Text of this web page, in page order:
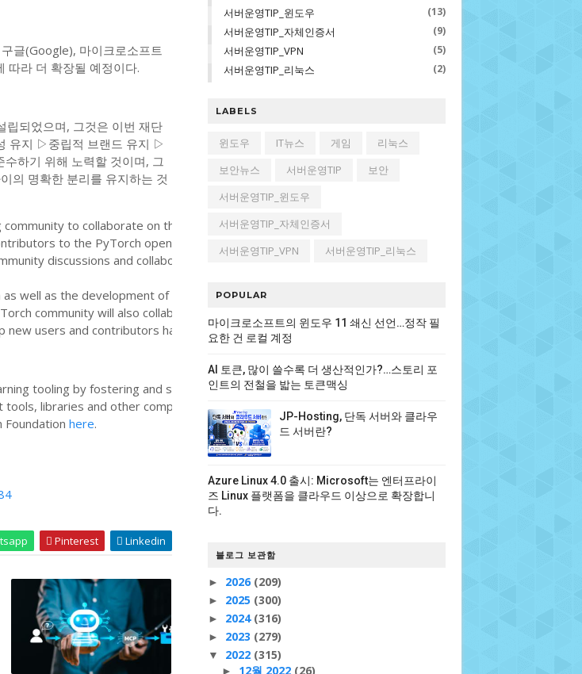
글(Google), 마이크로소프트
따라 더 확장될 예정이다.
립되었으며, 그것은 이번 재단
유지 ▷중립적 브랜드 유지 ▷
하기 위해 노력할 것이며, 그
의 명확한 분리를 유지하는 것
to collaborate on the open source PyTorch framework and
to the PyTorch open source project. The Foundation leverages
discussions and collaboration.
well as the development of associated projects that support using PyTorch in
community will also collaborate on training, local and regional events, open
new users and contributors have a productive experience.
tooling by fostering and sustaining an ecosystem of open source, vendor-
libraries and other components to make these innovations accessible to
here.
Pinterest Linkedin
서버운영TIP_윈도우 (13)
서버운영TIP_자체인증서 (9)
서버운영TIP_VPN (5)
서버운영TIP_리눅스 (2)
LABELS
윈도우 IT뉴스 게임
리눅스
보안뉴스
서버운영TIP
보안
서버운영TIP_윈도우
서버운영TIP_자체인증서
서버운영TIP_VPN
서버운영TIP_리눅스
POPULAR
마이크로소프트의 윈도우 11 쇄신 선언…정작 필
요한 건 로컬 계정
AI 토큰, 많이 쓸수록 더 생산적인가?…스토리 포
인트의 전철을 밟는 토큰맥싱
JP-Hosting, 단독 서버와 클라우
드 서버란?
Azure Linux 4.0 출시: Microsoft는 엔터프라이
즈 Linux 플랫폼을 클라우드 이상으로 확장합니
다.
블로그 보관함
► 2026 (209)
► 2025 (300)
► 2024 (316)
► 2023 (279)
▼ 2022 (315)
► 12월 2022 (26)